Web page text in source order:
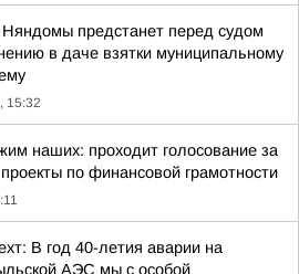
предстанет перед судом
в даче взятки муниципальному
15:32
наших: проходит голосование за
по финансовой грамотности
В год 40-летия аварии на
АЭС мы с особой